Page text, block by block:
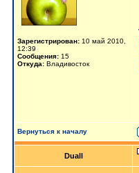
Зарегистрирован: 10 май 2010,
12:39
Сообщения: 15
Откуда: Владивосток
Вернуться к началу
Duall